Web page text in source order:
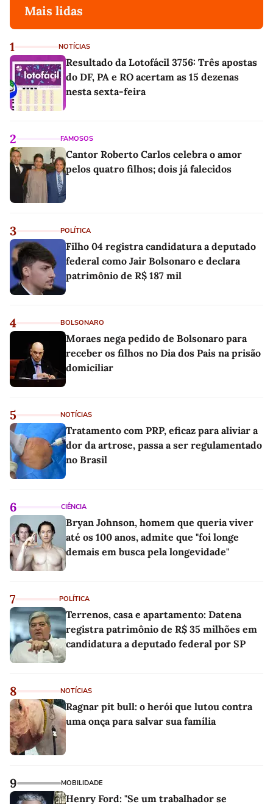
Mais lidas
1 NOTÍCIAS
Resultado da Lotofácil 3756: Três apostas
do DF, PA e RO acertam as 15 dezenas
nesta sexta-feira
2 FAMOSOS
Cantor Roberto Carlos celebra o amor
pelos quatro filhos; dois já falecidos
3 POLÍTICA
Filho 04 registra candidatura a deputado
federal como Jair Bolsonaro e declara
patrimônio de R$ 187 mil
4 BOLSONARO
Moraes nega pedido de Bolsonaro para
receber os filhos no Dia dos Pais na prisão
domiciliar
5 NOTÍCIAS
Tratamento com PRP, eficaz para aliviar a
dor da artrose, passa a ser regulamentado
no Brasil
6 CIÊNCIA
Bryan Johnson, homem que queria viver
até os 100 anos, admite que "foi longe
demais em busca pela longevidade"
7 POLÍTICA
Terrenos, casa e apartamento: Datena
registra patrimônio de R$ 35 milhões em
candidatura a deputado federal por SP
8 NOTÍCIAS
Ragnar pit bull: o herói que lutou contra
uma onça para salvar sua família
9 MOBILIDADE
Henry Ford: "Se um trabalhador se